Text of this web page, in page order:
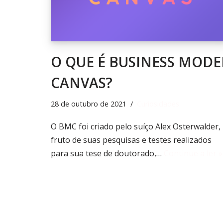
O QUE É BUSINESS
CANVAS?
28 de outubro de 2021
O BMC foi criado pelo suíço Alex Osterwalder,
fruto de suas pesquisas e testes realizados
para sua tese de doutorado,…